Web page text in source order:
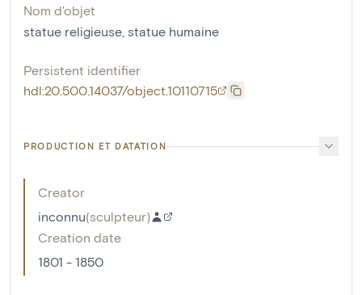
Nom d'objet
statue religieuse, statue humaine
Persistent identifier
hdl:20.500.14037/object.10110715
PRODUCTION ET DATATION
Creator
inconnu(sculpteur)
Creation date
1801 - 1850